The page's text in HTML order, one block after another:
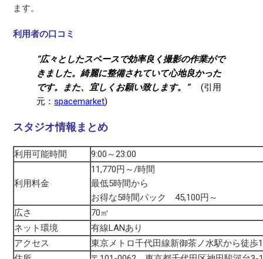
ます。
利用者の口コミ
”広々としたスペースで効率良く撮影の作業がで
きました。綺麗に整備されていて心地良かった
です。また、宜しくお願い致します。”
(引用
元：spacemarket)
スタジオ情報まとめ
利用可能時間 9:00～23:00
利用料金
11,770円～/時間
最低5時間から
お得な5時間パック 45,100円～
広さ
70㎡
ネット環境
有線LANあり
アクセス
東京メトロ千代田線新御茶ノ水駅から徒歩